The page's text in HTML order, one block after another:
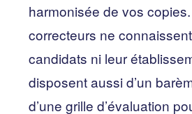
harmonisée de vos
correcteurs ne
candidats ni leur
disposent aussi d’un
d’une grille d’évaluation